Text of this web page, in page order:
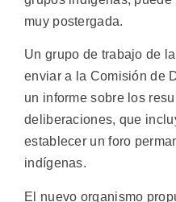
muy postergada.
Un grupo de trabajo de
enviar a la Comisión de
un informe sobre los
deliberaciones, que
establecer un foro
indígenas.
El nuevo organismo